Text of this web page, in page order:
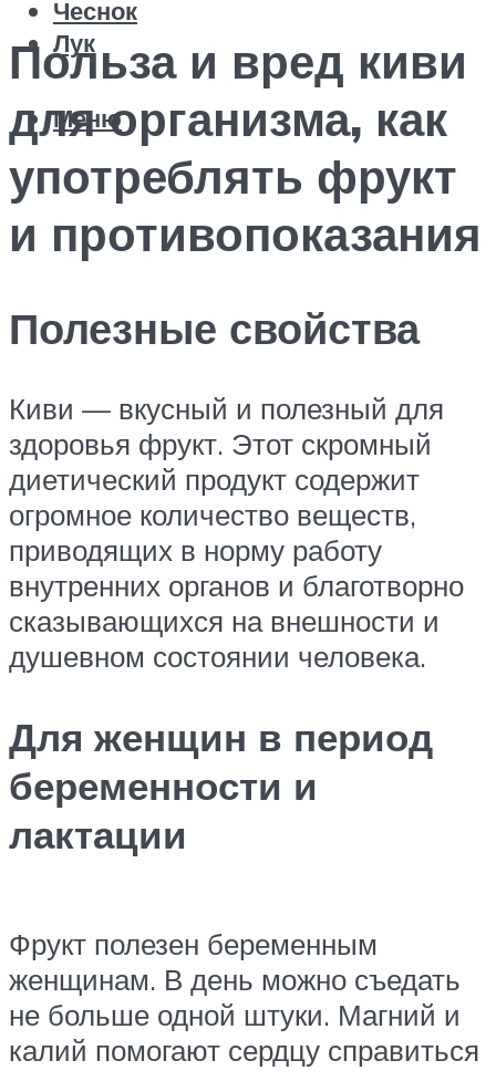
Чеснок
Лук
Меню
Польза и вред киви
для организма, как
употреблять фрукт
и противопоказания
Полезные свойства
Киви — вкусный и полезный для
здоровья фрукт. Этот скромный
диетический продукт содержит
огромное количество веществ,
приводящих в норму работу
внутренних органов и благотворно
сказывающихся на внешности и
душевном состоянии человека.
Для женщин в период
беременности и
лактации
Фрукт полезен беременным
женщинам. В день можно съедать
не больше одной штуки. Магний и
калий помогают сердцу справиться